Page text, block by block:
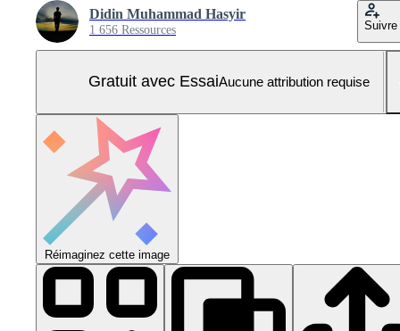
Didin Muhammad Hasyir
1 656 Ressources Suivre
Gratuit avec EssaiAucune attribution requise
Réimaginez cette image